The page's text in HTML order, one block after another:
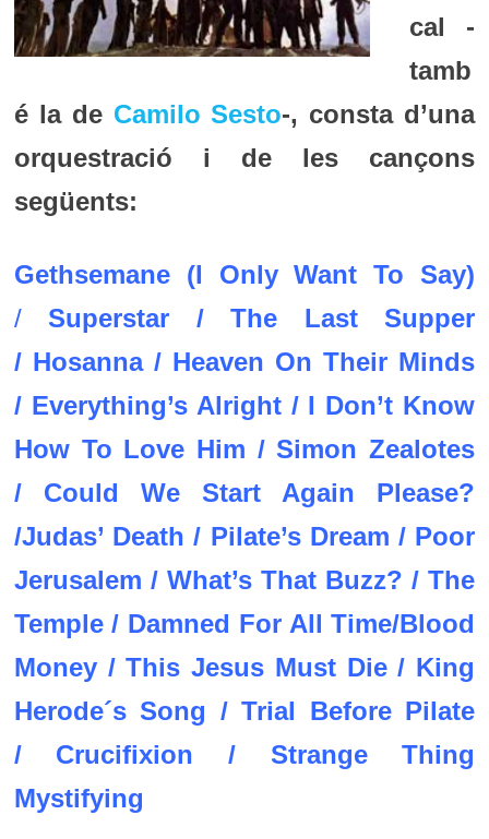
cal -
tamb
é la de Camilo Sesto-, consta d’una
orquestració i de les cançons
següents:
Gethsemane (I Only Want To Say)
/Superstar /The Last Supper
/ Hosanna/ Heaven On Their Minds
/ Everything’s Alright/ I Don’t Know
How To Love Him /Simon Zealotes
/ Could We Start Again Please?
/Judas’ Death / Pilate’s Dream / Poor
Jerusalem / What’s That Buzz? /The
Temple/ Damned For All Time/Blood
Money/This Jesus Must Die/ King
Herode´s Song /Trial Before Pilate
/ Crucifixion / Strange Thing
Mystifying